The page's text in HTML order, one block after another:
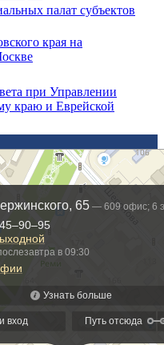
палат субъектов
края на
при Управлении
краю и Еврейской